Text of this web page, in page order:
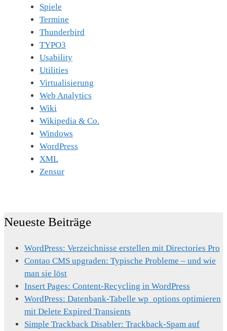
Spiele
Termine
Thunderbird
TYPO3
Usability
Utilities
Virtualisierung
Web Analytics
Wiki
Wikipedia & Co.
Windows
WordPress
XML
Zensur
Neueste Beiträge
WordPress: Verzeichnisse erstellen mit Directories Pro
Contao CMS upgraden: Typische Probleme – und wie
man sie löst
Insert Pages: Content-Recycling in WordPress
WordPress: Datenbank-Tabelle wp_options optimieren
mit Delete Expired Transients
Simple Trackback Disabler: Trackback-Spam auf